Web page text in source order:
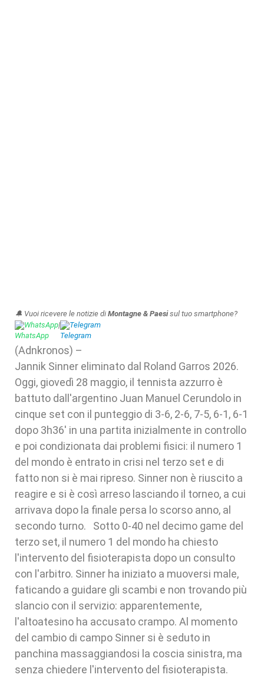
🔔 Vuoi ricevere le notizie di Montagne & Paesisul tuo smartphone?
WhatsApp| Telegram
(Adnkronos) –
Jannik Sinner eliminato dal Roland Garros 2026.
Oggi, giovedì 28 maggio, il tennista azzurro è
battuto dall'argentino Juan Manuel Cerundolo in
cinque set con il punteggio di 3-6, 2-6, 7-5, 6-1, 6-1
dopo 3h36' in una partita inizialmente in controllo
e poi condizionata dai problemi fisici: il numero 1
del mondo è entrato in crisi nel terzo set e di
fatto non si è mai ripreso. Sinner non è riuscito a
reagire e si è così arreso lasciando il torneo, a cui
arrivava dopo la finale persa lo scorso anno, al
secondo turno. Sotto 0-40 nel decimo game del
terzo set, il numero 1 del mondo ha chiesto
l'intervento del fisioterapista dopo un consulto
con l'arbitro. Sinner ha iniziato a muoversi male,
faticando a guidare gli scambi e non trovando più
slancio con il servizio: apparentemente,
l'altoatesino ha accusato crampo. Al momento
del cambio di campo Sinner si è seduto in
panchina massaggiandosi la coscia sinistra, ma
senza chiedere l'intervento del fisioterapista.